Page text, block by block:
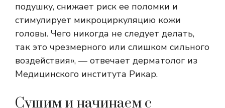
подушку, снижает риск ее поломки и
стимулирует микроциркуляцию кожи
головы. Чего никогда не следует делать,
так это чрезмерного или слишком сильного
воздействия», — отвечает дерматолог из
Медицинского института Рикар.
Сушим и начинаем с